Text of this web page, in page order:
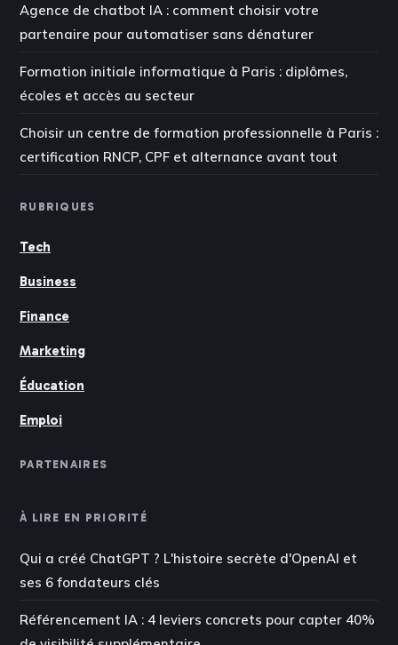
Agence de chatbot IA : comment choisir votre
partenaire pour automatiser sans dénaturer
Formation initiale informatique à Paris : diplômes,
écoles et accès au secteur
Choisir un centre de formation professionnelle à Paris :
certification RNCP, CPF et alternance avant tout
RUBRIQUES
Tech
Business
Finance
Marketing
Éducation
Emploi
PARTENAIRES
À LIRE EN PRIORITÉ
Qui a créé ChatGPT ? L'histoire secrète d'OpenAI et
ses 6 fondateurs clés
Référencement IA : 4 leviers concrets pour capter 40%